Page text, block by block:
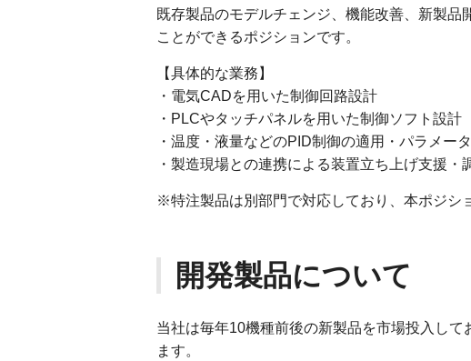
既存製品のモデルチェンジ、機能改善、新製
ことができるポジションです。
【具体的な業務】
・電気CADを用いた制御回路設計
・PLCやタッチパネルを用いた制御ソフト設計
・温度・液量などのPID制御の適用・パラメー
・製造現場との連携による装置立ち上げ支援・
※特注製品は別部門で対応しており、本ポジシ
開発製品について
当社は毎年10機種前後の新製品を市場投入し
ます。